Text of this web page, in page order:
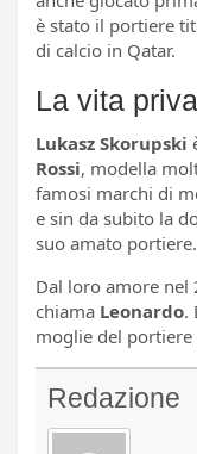
è stato il portiere
di calcio in Qatar.
La vita
Lukasz Skorupski
Rossi, modella
famosi marchi di
e sin da subito la
suo amato portiere.
Dal loro amore
chiama Leonardo.
moglie del portiere
Redazione